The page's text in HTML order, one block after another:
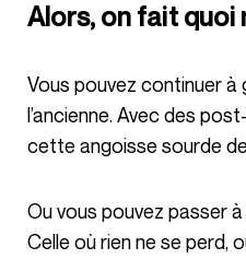
Alors, on fait
Vous pouvez continuer à gérer vos leads à
l’ancienne. Avec des
cette angoisse sourde de
Ou vous pouvez passer à la machine bien huilée.
Celle où rien ne se perd,